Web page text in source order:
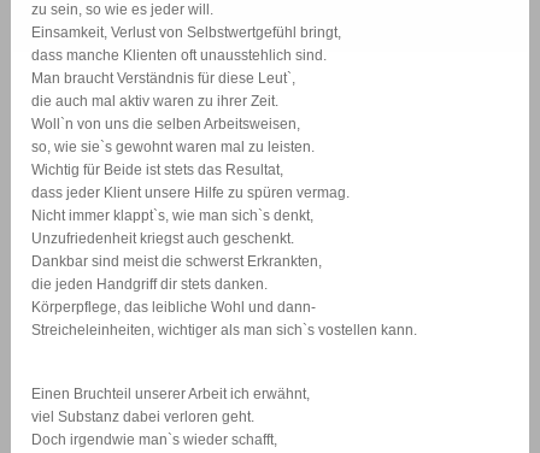
zu sein, so wie es jeder will.
Einsamkeit, Verlust von Selbstwertgefühl bringt,
dass manche Klienten oft unausstehlich sind.
Man braucht Verständnis für diese Leut`,
die auch mal aktiv waren zu ihrer Zeit.
Woll`n von uns die selben Arbeitsweisen,
so, wie sie`s gewohnt waren mal zu leisten.
Wichtig für Beide ist stets das Resultat,
dass jeder Klient unsere Hilfe zu spüren vermag.
Nicht immer klappt`s, wie man sich`s denkt,
Unzufriedenheit kriegst auch geschenkt.
Dankbar sind meist die schwerst Erkrankten,
die jeden Handgriff dir stets danken.
Körperpflege, das leibliche Wohl und dann-
Streicheleinheiten, wichtiger als man sich`s vostellen kann.
Einen Bruchteil unserer Arbeit ich erwähnt,
viel Substanz dabei verloren geht.
Doch irgendwie man`s wieder schafft,